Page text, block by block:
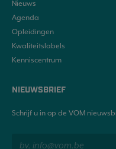
Nieuws
Agenda
Opleidingen
Kwaliteitslabels
Kenniscentrum
NIEUWSBRIEF
Schrijf u in op de VOM